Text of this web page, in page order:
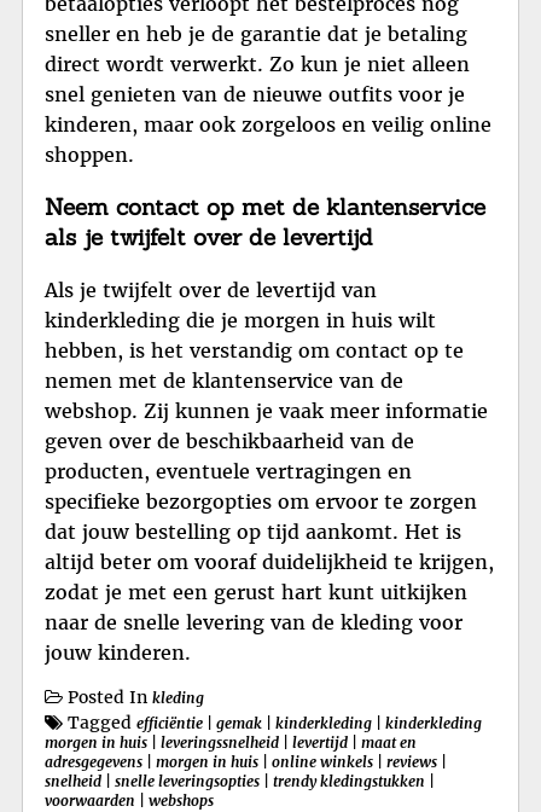
sneller en heb je de garantie dat je betaling
direct wordt verwerkt. Zo kun je niet alleen
snel genieten van de nieuwe outfits voor je
kinderen, maar ook zorgeloos en veilig online
shoppen.
Neem contact op met de klantenservice
als je twijfelt over de levertijd
Als je twijfelt over de levertijd van
kinderkleding die je morgen in huis wilt
hebben, is het verstandig om contact op te
nemen met de klantenservice van de
webshop. Zij kunnen je vaak meer informatie
geven over de beschikbaarheid van de
producten, eventuele vertragingen en
specifieke bezorgopties om ervoor te zorgen
dat jouw bestelling op tijd aankomt. Het is
altijd beter om vooraf duidelijkheid te krijgen,
zodat je met een gerust hart kunt uitkijken
naar de snelle levering van de kleding voor
jouw kinderen.
Posted In kleding
Tagged efficiëntie gemak kinderkleding
kinderkleding
morgen in huis
leveringssnelheid levertijd
maat en
adresgegevens
morgen in huis online winkels reviews
snelheid
snelle leveringsopties trendy kledingstukken
voorwaarden
webshops